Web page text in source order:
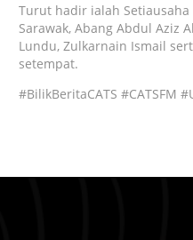
Turut hadir ialah
Sarawak, Abang Abdul Aziz
Lundu, Zulkarnain Ismail
setempat.
#BilikBeritaCATS #CATSFM